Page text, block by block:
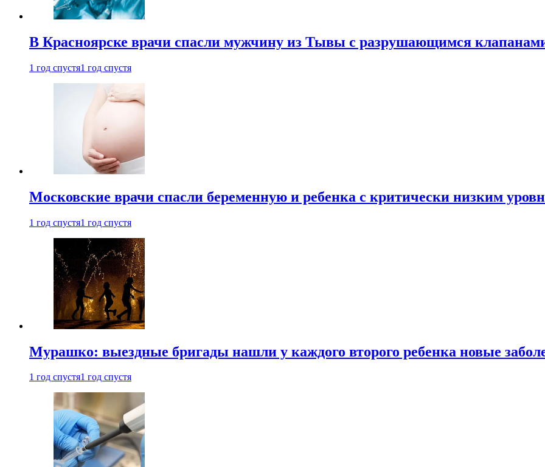
В Красноярске врачи спасли мужчину из Тывы с разрушающимся
1 год спустя1 год спустя
Московские врачи спасли беременную и ребенка с критически низким
1 год спустя1 год спустя
Мурашко: выездные бригады нашли у каждого второго ребенка новые
1 год спустя1 год спустя